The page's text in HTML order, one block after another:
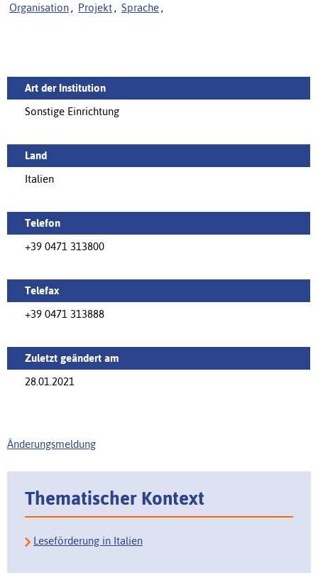
Organisation , Projekt , Sprache ,
Art der Institution
Sonstige Einrichtung
Land
Italien
Telefon
+39 0471 313800
Telefax
+39 0471 313888
Zuletzt geändert am
28.01.2021
Änderungsmeldung
Thematischer Kontext
Leseförderung in Italien